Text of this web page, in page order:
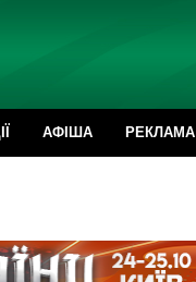
АФІША РЕКЛАМА